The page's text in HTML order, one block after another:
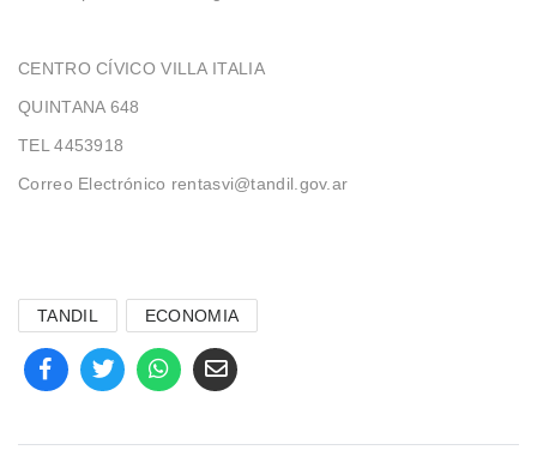
CENTRO CÍVICO VILLA ITALIA
QUINTANA 648
TEL 4453918
Correo Electrónico rentasvi@tandil.gov.ar
TANDIL ECONOMIA